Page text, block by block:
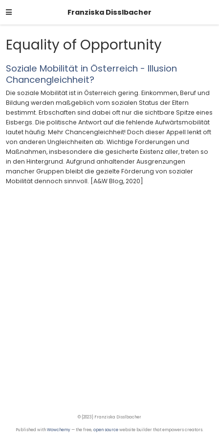
Franziska Disslbacher
Equality of Opportunity
Soziale Mobilität in Österreich - Illusion
Chancengleichheit?
Die soziale Mobilität ist in Österreich gering. Einkommen, Beruf und
Bildung werden maßgeblich vom sozialen Status der Eltern
bestimmt. Erbschaften sind dabei oft nur die sichtbare Spitze eines
Eisbergs. Die politische Antwort auf die fehlende Aufwärtsmobilität
lautet häufig: Mehr Chancengleichheit! Doch dieser Appell lenkt oft
von anderen Ungleichheiten ab. Wichtige Forderungen und
Maßnahmen, insbesondere die gesicherte Existenz aller, treten so
in den Hintergrund. Aufgrund anhaltender Ausgrenzungen
mancher Gruppen bleibt die gezielte Förderung von sozialer
Mobilität dennoch sinnvoll. [A&W Blog, 2020]
© {2023} Franziska Disslbacher
Published withWowchemy— the free, open sourcewebsite builder that empowers creators.